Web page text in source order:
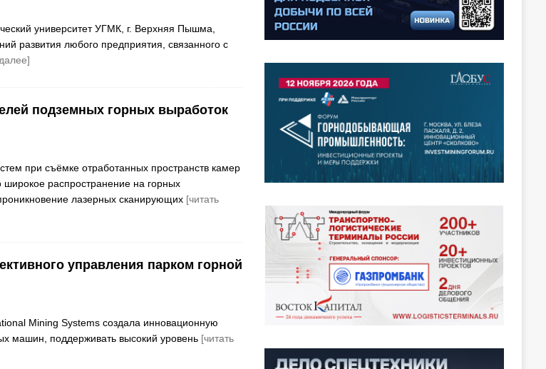
университет УГМК, г. Верхняя Пышма,
развития любого предприятия, связанного с
подземных горных выработок
при съёмке отработанных пространств камер
распространение на горных
лазерных сканирующих [читать
управления парком горной
Mining Systems создала инновационную
машин, поддерживать высокий уровень [читать